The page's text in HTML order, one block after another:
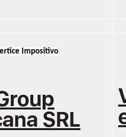
Impositivo
SRL